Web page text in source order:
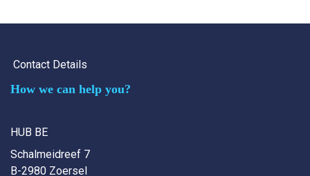
Contact Details
How we can help you?
HUB BE
Schalmeidreef 7
B-2980 Zoersel